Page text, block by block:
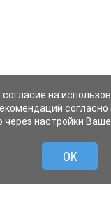
на
согласно
настройки
OK